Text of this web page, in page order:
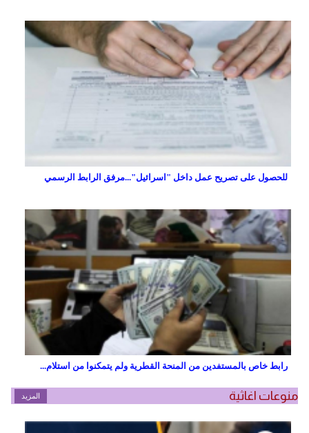
للحصول على تصريح عمل داخل "اسرائيل"...مرفق الرابط الرسمي
رابط خاص بالمستفدين من المنحة القطرية ولم يتمكنوا من استلام...
منوعات اغاثية المزيد